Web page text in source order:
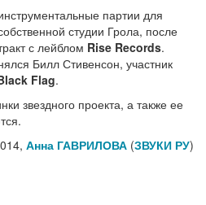
партии для
студии Грола, после
с лейблом Rise Records.
Билл Стивенсон, участник
Flag.
звездного проекта, а также ее
Анна ГАВРИЛОВА (ЗВУКИ РУ)